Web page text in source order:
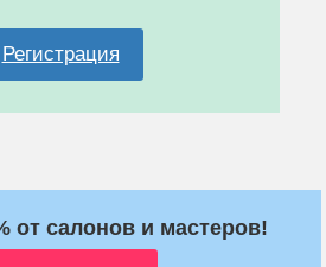
Регистрация
от салонов и мастеров!